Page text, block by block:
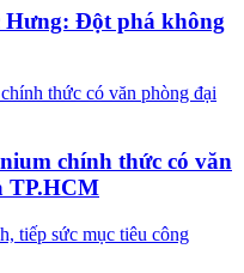
Hưng: Đột phá không
chính thức có văn
TP.HCM